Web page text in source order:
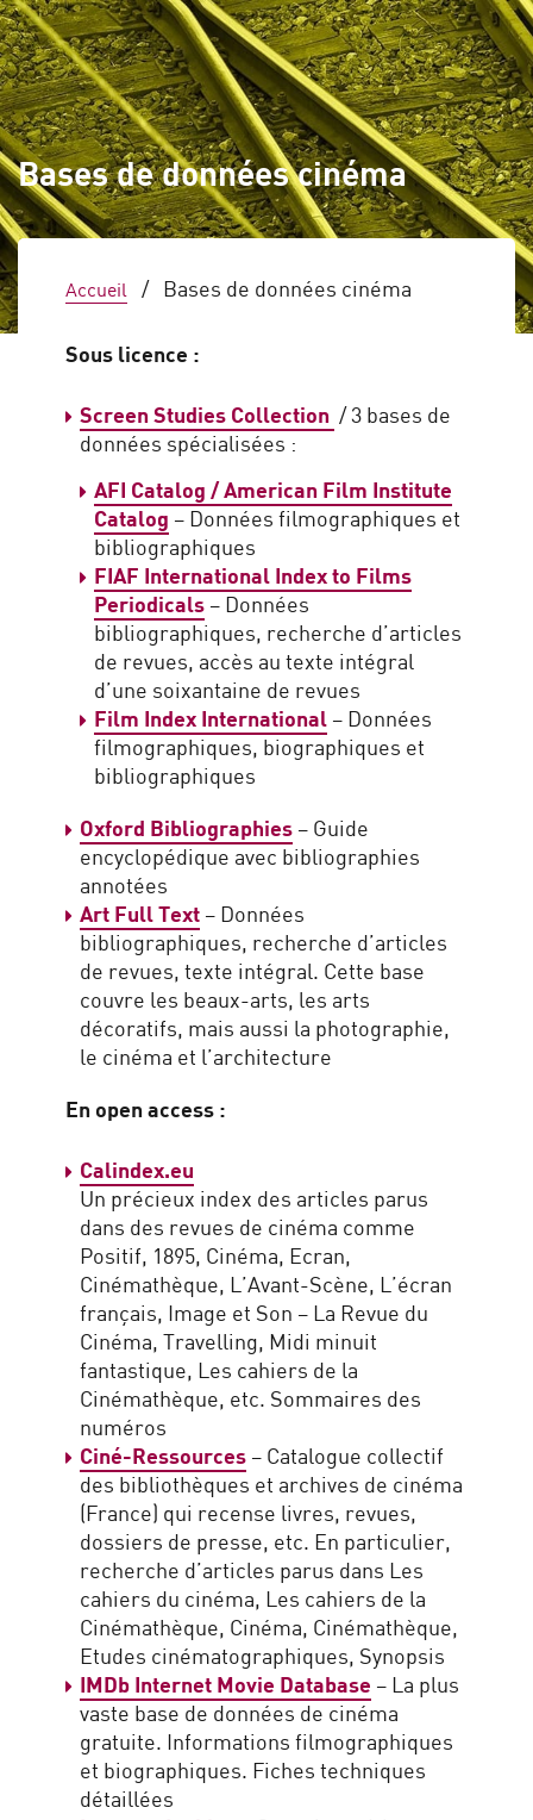
Bases de données cinéma
Accueil / Bases de données cinéma
Sous licence :
Screen Studies Collection / 3 bases de
données spécialisées :
AFI Catalog / American Film Institute
Catalog – Données filmographiques et
bibliographiques
FIAF International Index to Films
Periodicals – Données
bibliographiques, recherche d’articles
de revues, accès au texte intégral
d’une soixantaine de revues
Film Index International – Données
filmographiques, biographiques et
bibliographiques
Oxford Bibliographies – Guide
encyclopédique avec bibliographies
annotées
Art Full Text – Données
bibliographiques, recherche d’articles
de revues, texte intégral. Cette base
couvre les beaux-arts, les arts
décoratifs, mais aussi la photographie,
le cinéma et l’architecture
En open access :
Calindex.eu
Un précieux index des articles parus
dans des revues de cinéma comme
Positif, 1895, Cinéma, Ecran,
Cinémathèque, L’Avant-Scène, L’écran
français, Image et Son – La Revue du
Cinéma, Travelling, Midi minuit
fantastique, Les cahiers de la
Cinémathèque, etc. Sommaires des
numéros
Ciné-Ressources – Catalogue collectif
des bibliothèques et archives de cinéma
(France) qui recense livres, revues,
dossiers de presse, etc. En particulier,
recherche d’articles parus dans Les
cahiers du cinéma, Les cahiers de la
Cinémathèque, Cinéma, Cinémathèque,
Etudes cinématographiques, Synopsis
IMDb Internet Movie Database – La plus
vaste base de données de cinéma
gratuite. Informations filmographiques
et biographiques. Fiches techniques
détaillées